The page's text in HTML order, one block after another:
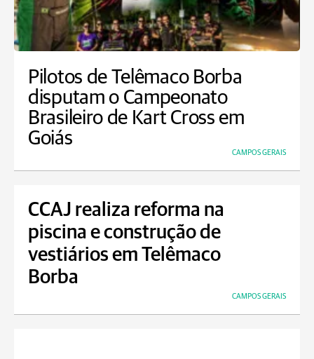
Pilotos de Telêmaco Borba
disputam o Campeonato
Brasileiro de Kart Cross em
Goiás
CAMPOS GERAIS
CCAJ realiza reforma na
piscina e construção de
vestiários em Telêmaco
Borba
CAMPOS GERAIS